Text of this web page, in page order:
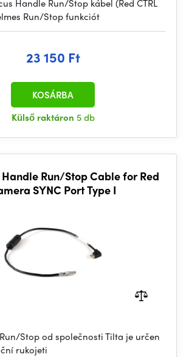
Handle Run/Stop kábel (Red CTRL
Run/Stop funkciót
23 150 Ft
Külső raktáron 5 db
KOSÁRBA
Handle Run/Stop Cable for Red
SYNC Port Type I
Stop od společnosti Tilta je určen
rukojeti